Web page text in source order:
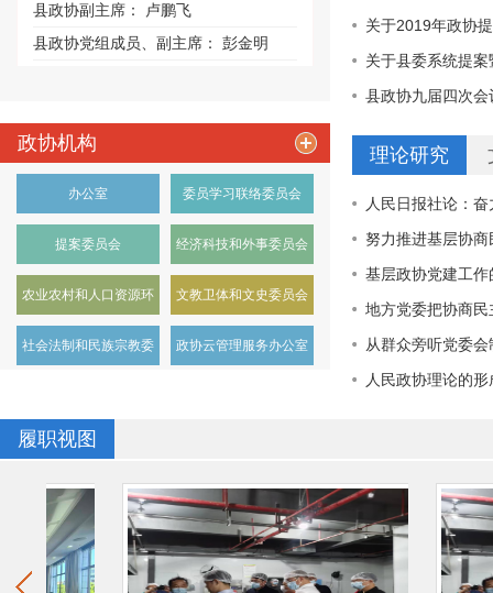
县政协副主席：
卢鹏飞
县政协党组成员、副主席：
彭金明
政协机构
办公室 委员学习联络委员会
提案委员会 经济科技和外事委员会
农业农村和人口资源环 文教卫体和文史委员会
社会法制和民族宗教委 政协云管理服务办公室
关于2019年政协
关于县委系统提
县政协九届四次
理论研究
人民日报社论：
努力推进基层协
基层政协党建工
地方党委把协商
从群众旁听党委
人民政协理论的
履职视图